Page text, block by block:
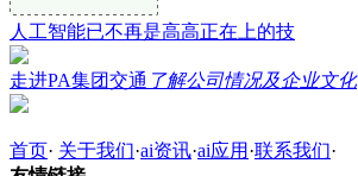
人工智能已不再是高高正在上的技
走进PA集团交通 了解公司情况及企业文化
首页· 关于我们·ai资讯·ai应用 ·联系我们·